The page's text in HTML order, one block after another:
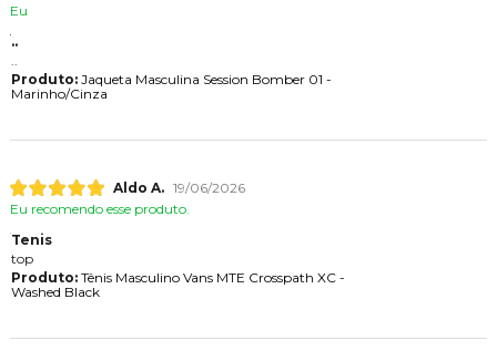
Eu
..
Produto:Jaqueta Masculina Session Bomber 01 -
Marinho/Cinza
Aldo A. 19/06/2026
Eu recomendo esse produto.
Tenis
top
Produto:Tênis Masculino Vans MTE Crosspath XC -
Washed Black